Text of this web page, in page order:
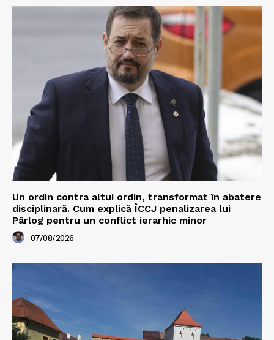
Un ordin contra altui ordin, transformat în abatere
disciplinară. Cum explică ÎCCJ penalizarea lui
Pârlog pentru un conflict ierarhic minor
07/08/2026